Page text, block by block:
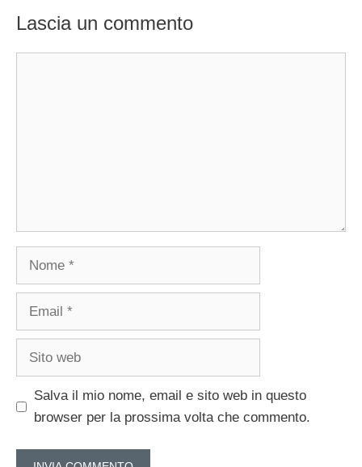
Lascia un commento
Nome
Email
Sito
Salva il mio nome, email e sito web in questo
browser per la prossima volta che commento.